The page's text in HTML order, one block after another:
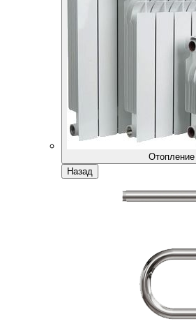
Отопление
Назад